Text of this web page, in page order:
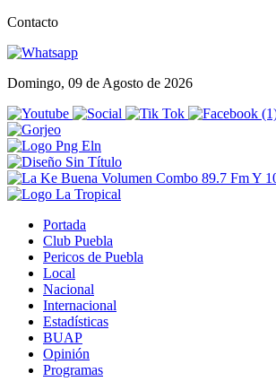
Contacto
Domingo, 09 de Agosto de 2026
Portada
Club Puebla
Pericos de Puebla
Local
Nacional
Internacional
Estadísticas
BUAP
Opinión
Programas